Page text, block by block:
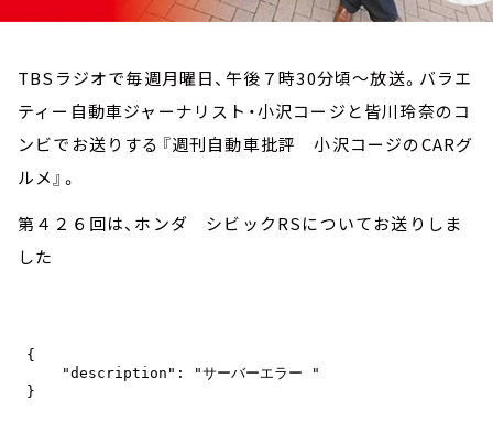
TBSラジオで毎週月曜日、午後７時30分頃～放送。バラエ
ティー自動車ジャーナリスト・小沢コージと皆川玲奈のコ
ンビでお送りする『週刊自動車批評 小沢コージのCARグ
ルメ』。
第４２６回は、ホンダ シビックRSについてお送りしま
した